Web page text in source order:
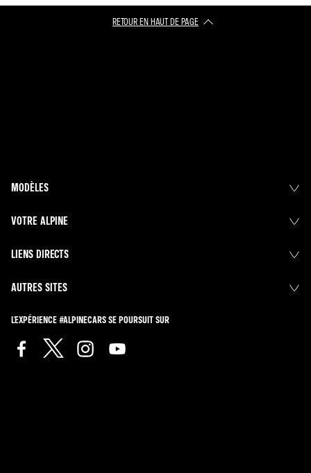
RETOUR EN HAUT DE PAGE​
MODÈLES
VOTRE ALPINE
LIENS DIRECTS
AUTRES SITES
L'EXPÉRIENCE #ALPINECARS SE POURSUIT SUR